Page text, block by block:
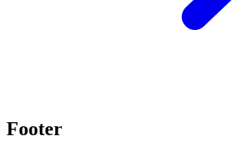
Footer